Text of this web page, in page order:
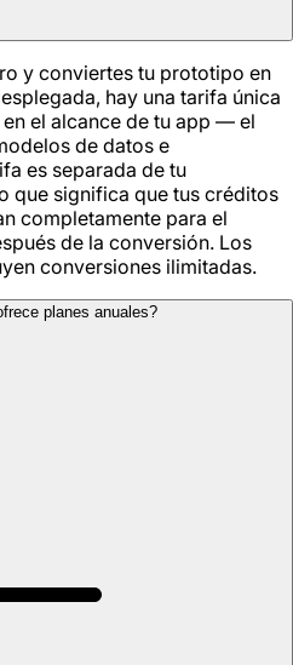
y conviertes tu prototipo en
hay una tarifa única
el alcance de tu app — el
de datos e
es separada de tu
que significa que tus créditos
completamente para el
de la conversión. Los
conversiones ilimitadas.
planes anuales?